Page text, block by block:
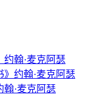
翰·麦克阿瑟
约翰·麦克阿瑟
·麦克阿瑟